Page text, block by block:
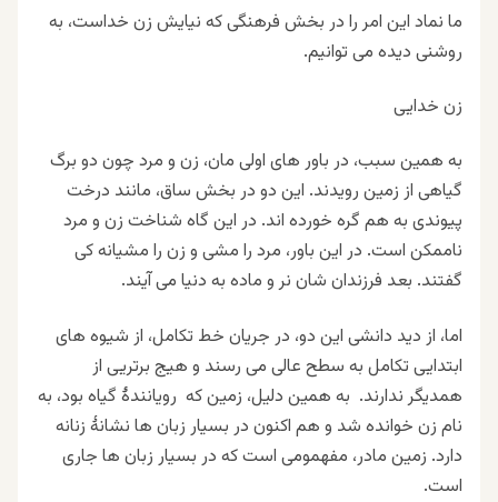
ما نماد این امر را در بخش فرهنگی که نیایش زن خداست، به
روشنی دیده می توانیم.
زن خدایی
به همین سبب، در باور های اولی مان، زن و مرد چون دو برگ
گیاهی از زمین رویدند. این دو در بخش ساق، مانند درخت
پیوندی به هم گره خورده اند. در این گاه شناخت زن و مرد
ناممکن است. در این باور، مرد را مشی و زن را مشیانه کی
گفتند. بعد فرزندان شان نر و ماده به دنیا می آیند.
اما، از دید دانشی این دو، در جریان خط تکامل، از شیوه های
ابتدایی تکامل به سطح عالی می رسند و هیج برتریی از
همدیگر ندارند. به همین دلیل، زمین که رویانندهٔ گیاه بود، به
نام زن خوانده شد و هم اکنون در بسیار زبان ها نشانهٔ زنانه
دارد. زمین مادر، مفهمومی است که در بسیار زبان ها جاری
است.